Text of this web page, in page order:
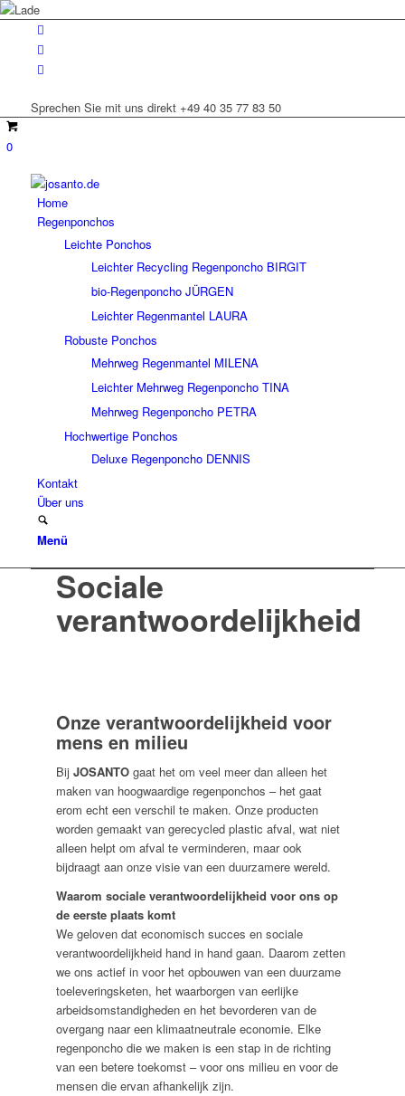
Sprechen Sie mit uns direkt +49 40 35 77 83 50
0
Home
Regenponchos
Leichte Ponchos
Leichter Recycling Regenponcho BIRGIT
bio-Regenponcho JÜRGEN
Leichter Regenmantel LAURA
Robuste Ponchos
Mehrweg Regenmantel MILENA
Leichter Mehrweg Regenponcho TINA
Mehrweg Regenponcho PETRA
Hochwertige Ponchos
Deluxe Regenponcho DENNIS
Kontakt
Über uns
Menü
Sociale
verantwoordelijkheid
Onze verantwoordelijkheid voor
mens en milieu
BijJOSANTO gaat het om veel meer dan alleen het
maken van hoogwaardige regenponchos – het gaat
erom echt een verschil te maken. Onze producten
worden gemaakt van gerecycled plastic afval, wat niet
alleen helpt om afval te verminderen, maar ook
bijdraagt aan onze visie van een duurzamere wereld.
Waarom sociale verantwoordelijkheid voor ons op
de eerste plaats komt
We geloven dat economisch succes en sociale
verantwoordelijkheid hand in hand gaan. Daarom zetten
we ons actief in voor het opbouwen van een duurzame
toeleveringsketen, het waarborgen van eerlijke
arbeidsomstandigheden en het bevorderen van de
overgang naar een klimaatneutrale economie. Elke
regenponcho die we maken is een stap in de richting
van een betere toekomst – voor ons milieu en voor de
mensen die ervan afhankelijk zijn.